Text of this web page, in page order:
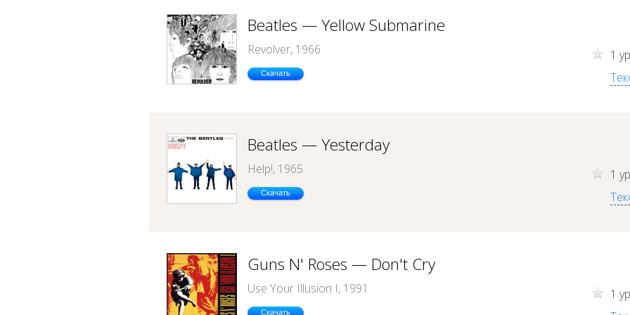
Beatles — Yellow Submarine
Revolver, 1966
Скачать
1
Beatles — Yesterday
Help!, 1965
Скачать
1
Guns N' Roses — Don't Cry
Use Your Illusion I, 1991
Скачать
1